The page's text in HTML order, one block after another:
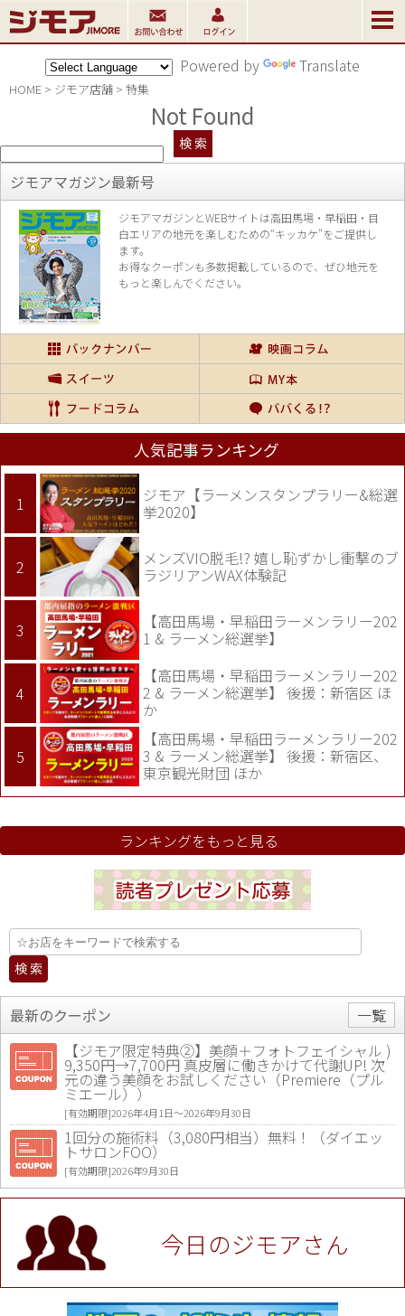
Powered by Translate
HOME > ジモア店舗 > 特集
Not Found
ジモアマガジン最新号
ジモアマガジンとWEBサイトは高田馬場・早稲田・目
白エリアの地元を楽しむための“キッカケ”をご提供し
ます。
お得なクーポンも多数掲載しているので、 ぜひ地元を
もっと楽しんでください。
人気記事ランキング
ジモア【ラーメンスタンプラリー&総選
挙2020】
メンズVIO脱毛!? 嬉し恥ずかし衝撃のブ
ラジリアンWAX体験記
【高田馬場・早稲田ラーメンラリー202
1 & ラーメン総選挙】
【高田馬場・早稲田ラーメンラリー202
2 & ラーメン総選挙】 後援：新宿区 ほ
か
【高田馬場・早稲田ラーメンラリー202
3 & ラーメン総選挙】 後援：新宿区、
東京観光財団 ほか
ランキングをもっと見る
最新のクーポン
一覧
【ジモア限定特典②】美顔＋フォトフェイシャル )
9,350円→7,700円 真皮層に働きかけて代謝UP! 次
元の違う美顔をお試しください（Premiere（プル
ミエール））
[有効期限]2026年4月1日〜2026年9月30日
1回分の施術料（3,080円相当）無料！（ダイエッ
トサロンFOO）
[有効期限]2026年9月30日
値段提示後「ジモア見た」で更に買い取り金額 U
P！※チケットと新品商品は除く（大黒屋 高田馬場
駅前店）
[有効期限]2026年9月30日
★ジモア限定特典★ お会計より全品5％OFF（ナチ
ュラル＆ハンドメイドショップ［マキマキ］）
[有効期限]2026年9月30日まで
今日のジモアさん